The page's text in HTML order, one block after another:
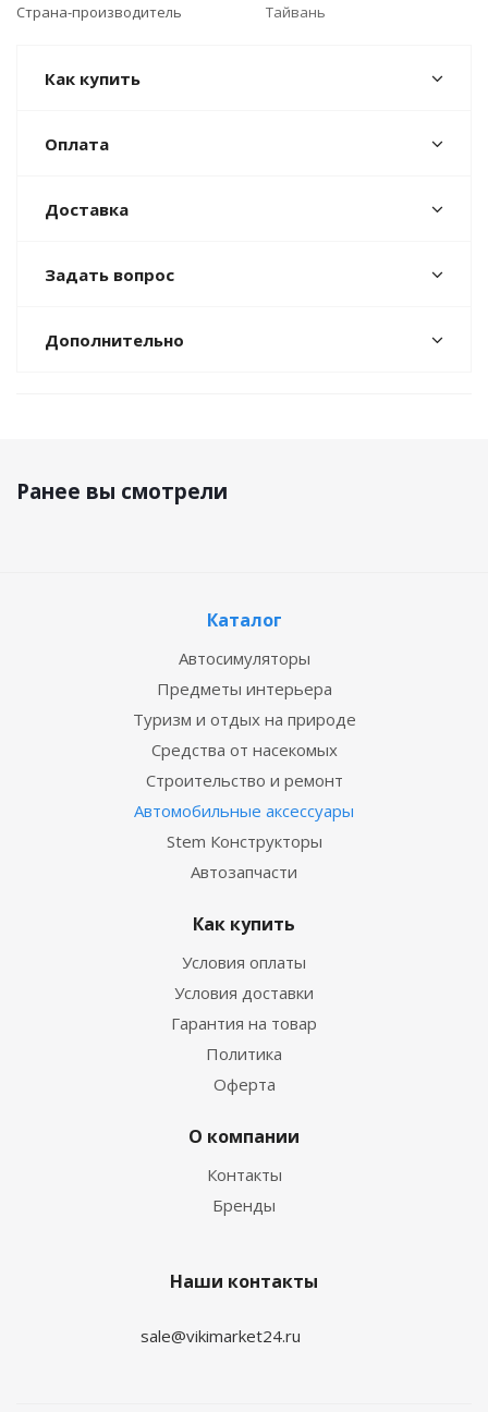
Страна-производитель Тайвань
Как купить
Оплата
Доставка
Задать вопрос
Дополнительно
Ранее вы смотрели
Каталог
Автосимуляторы
Предметы интерьера
Туризм и отдых на природе
Средства от насекомых
Строительство и ремонт
Автомобильные аксессуары
Stem Конструкторы
Автозапчасти
Как купить
Условия оплаты
Условия доставки
Гарантия на товар
Политика
Оферта
О компании
Контакты
Бренды
Наши контакты
sale@vikimarket24.ru